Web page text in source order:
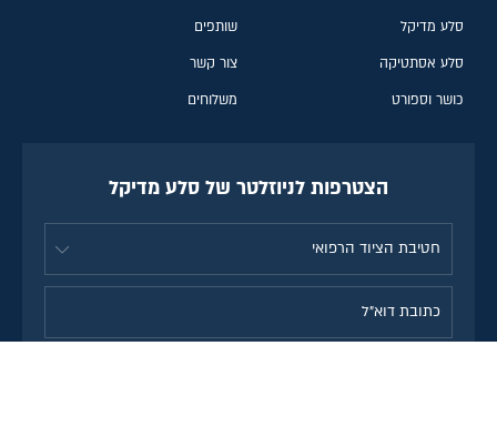
סלע מדיקל שותפים
סלע אסתטיקה צור קשר
כושר וספורט משלוחים
הצטרפות לניוזלטר של סלע מדיקל